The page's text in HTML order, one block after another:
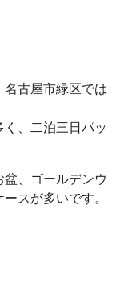
古屋市緑区では
、二泊三日パッ
、ゴールデンウ
スが多いです。